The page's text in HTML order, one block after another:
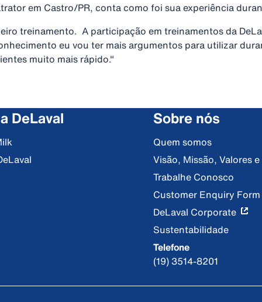
em Castro/PR, conta como foi sua experiência
treinamento. A participação em treinamentos da
eu vou ter mais argumentos para utilizar
muito mais rápido."
DeLaval Sobre nós
Quem somos
Visão, Missão, Valores
Trabalhe Conosco
Customer Enquiry Form
DeLaval Corporate
Sustentabilidade
Telefone
(19) 3514-8201